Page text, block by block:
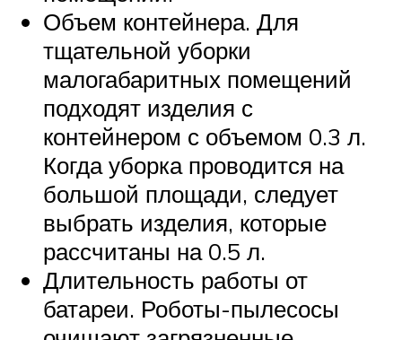
Объем контейнера. Для
тщательной уборки
малогабаритных помещений
подходят изделия с
контейнером с объемом 0.3 л.
Когда уборка проводится на
большой площади, следует
выбрать изделия, которые
рассчитаны на 0.5 л.
Длительность работы от
батареи. Роботы-пылесосы